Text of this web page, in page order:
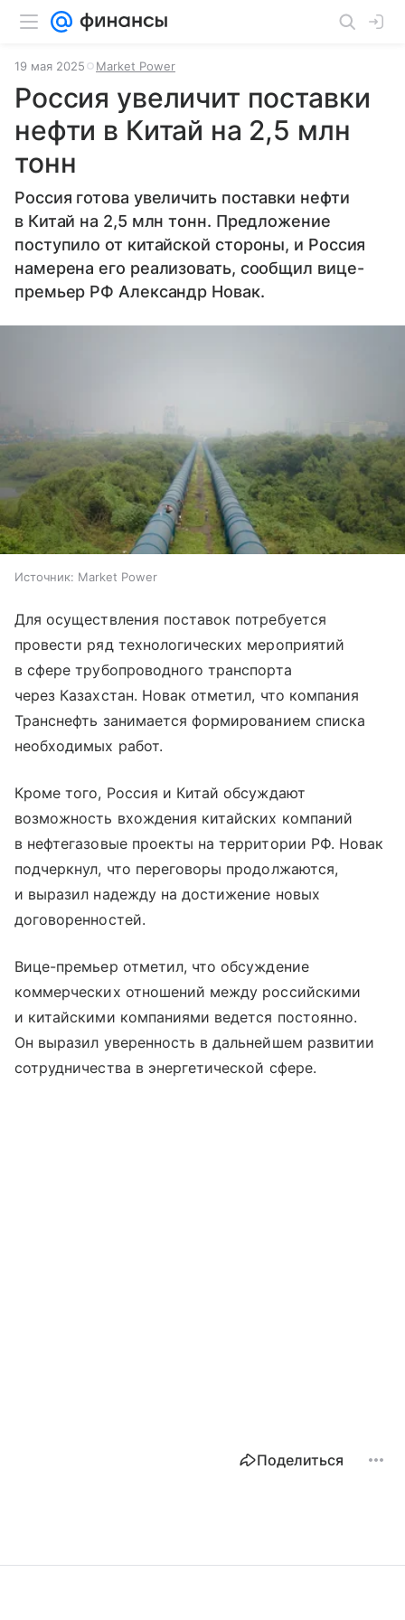
19 мая 2025 Market Power
Россия увеличит поставки
нефти в Китай на 2,5 млн
тонн
Россия готова увеличить поставки нефти
в Китай на 2,5 млн тонн. Предложение
поступило от китайской стороны, и Россия
намерена его реализовать, сообщил вице-
премьер РФ Александр Новак.
Источник: Market Power
Для осуществления поставок потребуется
провести ряд технологических мероприятий
в сфере трубопроводного транспорта
через Казахстан. Новак отметил, что компания
Транснефть занимается формированием списка
необходимых работ.
Кроме того, Россия и Китай обсуждают
возможность вхождения китайских компаний
в нефтегазовые проекты на территории РФ. Новак
подчеркнул, что переговоры продолжаются,
и выразил надежду на достижение новых
договоренностей.
Вице-премьер отметил, что обсуждение
коммерческих отношений между российскими
и китайскими компаниями ведется постоянно.
Он выразил уверенность в дальнейшем развитии
сотрудничества в энергетической сфере.
Поделиться